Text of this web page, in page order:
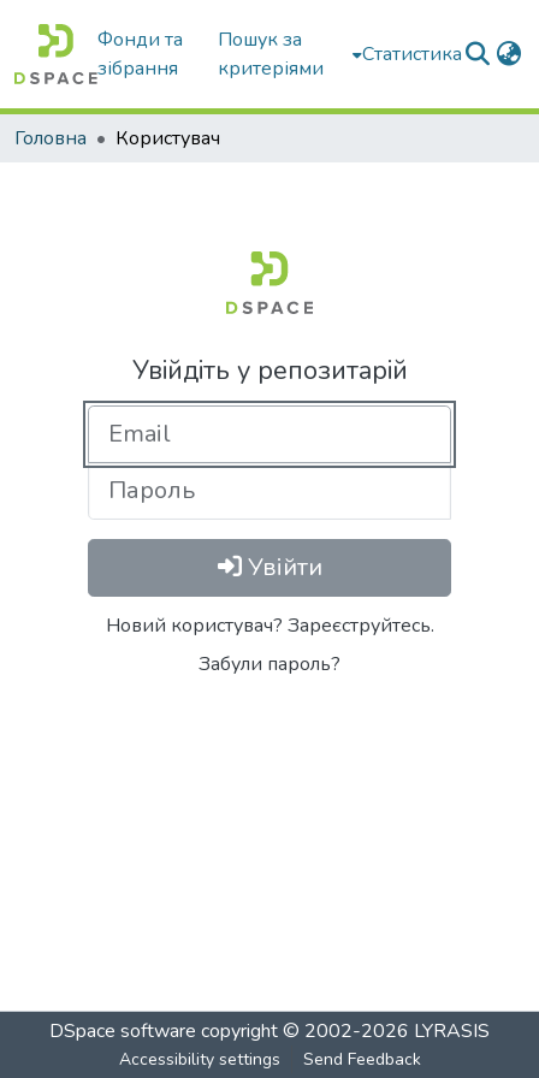
Фонди та
зібрання
Пошук за
критеріями
Статистика
Головна Користувач
Увійдіть у репозитарій
Увійти
Новий користувач? Зареєструйтесь.
Забули пароль?
DSpace software copyright © 2002-2026 LYRASIS
Accessibility settings Send Feedback